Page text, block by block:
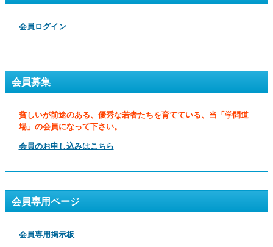
会員ログイン
会員募集
貧しいが前途のある、優秀な若者たちを育てている、当「学問道
場」の会員になって下さい。
会員のお申し込みはこちら
会員専用ページ
会員専用掲示板